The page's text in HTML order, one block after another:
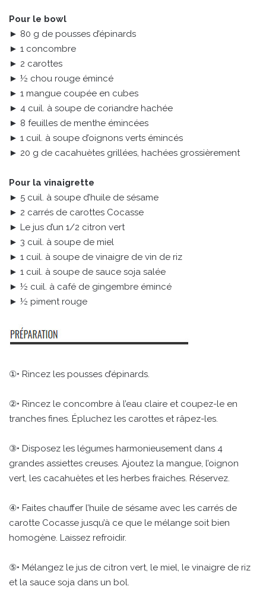
Pour le bowl
► 80 g de pousses d’épinards
► 1 concombre
► 2 carottes
► ½ chou rouge émincé
► 1 mangue coupée en cubes
► 4 cuil. à soupe de coriandre hachée
► 8 feuilles de menthe émincées
► 1 cuil. à soupe d’oignons verts émincés
► 20 g de cacahuètes grillées, hachées grossièrement
Pour la vinaigrette
► 5 cuil. à soupe d’huile de sésame
► 2 carrés de carottes Cocasse
► Le jus d’un 1/2 citron vert
► 3 cuil. à soupe de miel
► 1 cuil. à soupe de vinaigre de vin de riz
► 1 cuil. à soupe de sauce soja salée
► ½ cuil. à café de gingembre émincé
► ½ piment rouge
①• Rincez les pousses d’épinards.
②• Rincez le concombre à l’eau claire et coupez-le en
tranches fines. Épluchez les carottes et râpez-les.
③• Disposez les légumes harmonieusement dans 4
grandes assiettes creuses. Ajoutez la mangue, l’oignon
vert, les cacahuètes et les herbes fraiches. Réservez.
④• Faites chauffer l’huile de sésame avec les carrés de
carotte Cocasse jusqu’à ce que le mélange soit bien
homogène. Laissez refroidir.
⑤• Mélangez le jus de citron vert, le miel, le vinaigre de riz
et la sauce soja dans un bol.